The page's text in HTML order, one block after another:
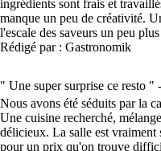
ingrédients sont frais et
manque un peu de créativité.
l'escale des saveurs un peu
Rédigé par : Gastronomik
" Une super surprise ce resto " -
Nous avons été séduits par la
Une cuisine recherché,
délicieux. La salle est vraiment
pour un prix qu'on trouve